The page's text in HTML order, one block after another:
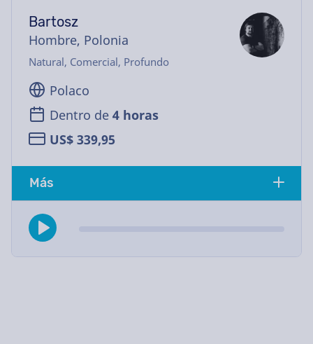
Bartosz
Hombre, Polonia
Natural, Comercial, Profundo
Polaco
Dentro de 4 horas
US$ 339,95
Más